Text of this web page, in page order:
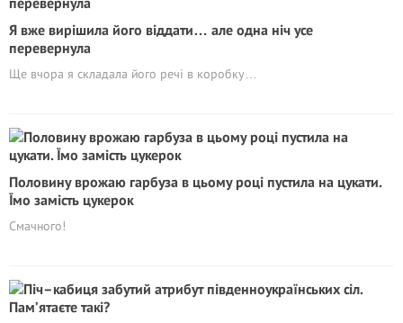
Я вже вирішила його віддати… але одна ніч усе
перевернула
Ще вчора я складала його речі в коробку…
Половину врожаю гарбуза в цьому році пустила на цукати.
Їмо замість цукерок
Смачного!